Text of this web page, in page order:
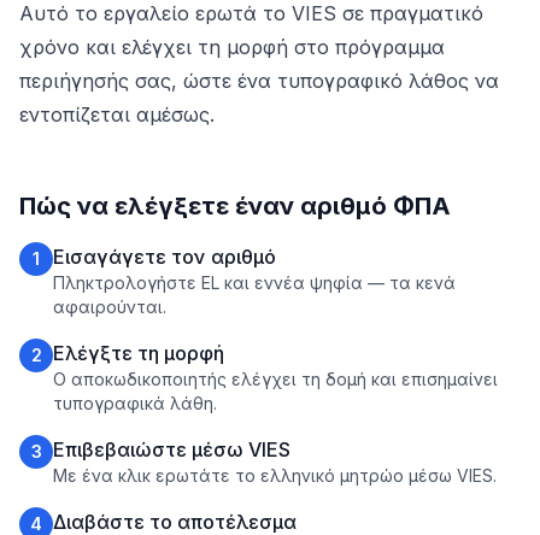
Αυτό το εργαλείο ερωτά το VIES σε πραγματικό
χρόνο και ελέγχει τη μορφή στο πρόγραμμα
περιήγησής σας, ώστε ένα τυπογραφικό λάθος να
εντοπίζεται αμέσως.
Πώς να ελέγξετε έναν αριθμό ΦΠΑ
1 Εισαγάγετε τον αριθμό
Πληκτρολογήστε EL και εννέα ψηφία — τα κενά
αφαιρούνται.
2 Ελέγξτε τη μορφή
Ο αποκωδικοποιητής ελέγχει τη δομή και επισημαίνει
τυπογραφικά λάθη.
3 Επιβεβαιώστε μέσω VIES
Με ένα κλικ ερωτάτε το ελληνικό μητρώο μέσω VIES.
4 Διαβάστε το αποτέλεσμα